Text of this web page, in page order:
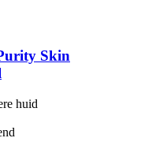
Skin
huid